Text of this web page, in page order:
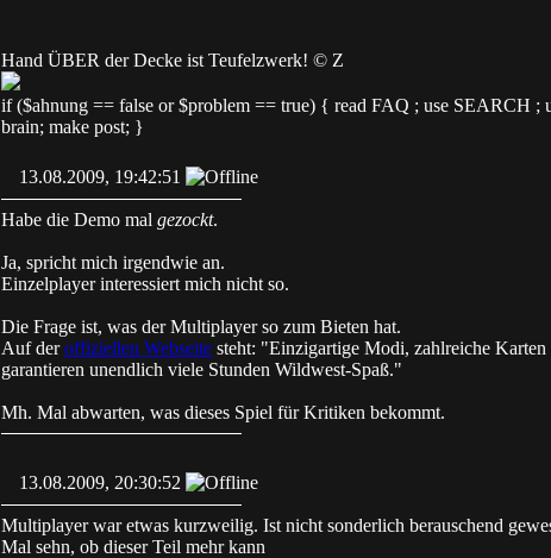
Hand ÜBER der Decke ist Teufelzwerk! © Z
if ($ahnung == false or $problem == true) { read FAQ ; use SEARCH ;
brain; make post; }
13.08.2009, 19:42:51
Habe die Demo mal gezockt.
Ja, spricht mich irgendwie an.
Einzelplayer interessiert mich nicht so.
Die Frage ist, was der Multiplayer so zum Bieten hat.
Auf deroffiziellen Webseite steht: "Einzigartige Modi, zahlreiche
garantieren unendlich viele Stunden Wildwest-Spaß."
Mh. Mal abwarten, was dieses Spiel für Kritiken bekommt.
13.08.2009, 20:30:52
Multiplayer war etwas kurzweilig. Ist nicht sonderlich berauschend
Mal sehn, ob dieser Teil mehr kann